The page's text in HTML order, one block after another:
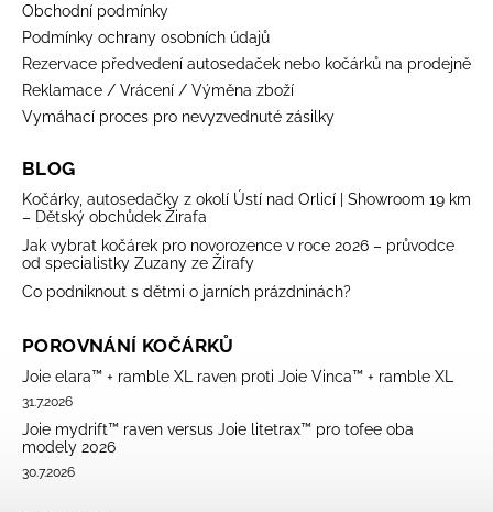
Obchodní podmínky
Podmínky ochrany osobních údajů
Rezervace předvedení autosedaček nebo kočárků na prodejně
Reklamace / Vrácení / Výměna zboží
Vymáhací proces pro nevyzvednuté zásilky
BLOG
Kočárky, autosedačky z okolí Ústí nad Orlicí | Showroom 19 km
– Dětský obchůdek Žirafa
Jak vybrat kočárek pro novorozence v roce 2026 – průvodce
od specialistky Zuzany ze Žirafy
Co podniknout s dětmi o jarních prázdninách?
POROVNÁNÍ KOČÁRKŮ
Joie elara™ + ramble XL raven proti Joie Vinca™ + ramble XL
31.7.2026
Joie mydrift™ raven versus Joie litetrax™ pro tofee oba
modely 2026
30.7.2026